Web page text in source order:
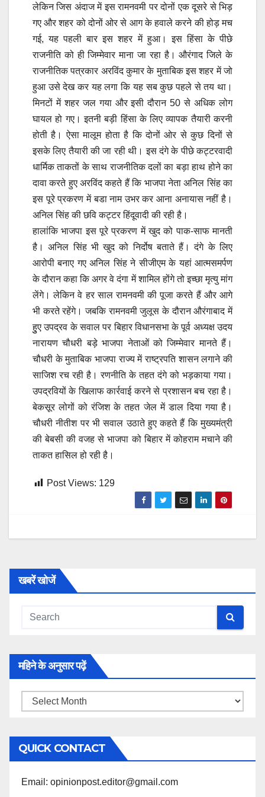
लेकिन जिस अंदाज में इस रामनवमी पर दोनों एक दूसरे से भिड़
गए और शहर को दोनों ओर से आग के हवाले करने की होड़ मच
गई, यह पहली बार इस शहर में हुआ। इस हिंसा के पीछे
राजनीति को ही जिम्मेवार माना जा रहा है। औरंगाद जिले के
राजनीतिक पत्रकार अरविंद कुमार के मुताबिक इस शहर में जो
हुआ उसे देख कर यह लगा कि यह सब कुछ पहले से तय था।
मिनटों में शहर जल गया और इसी दौरान 50 से अधिक लोग
घायल हो गए। इतनी बड़ी हिंसा के लिए व्यापक तैयारी करनी
होती है। ऐसा मालूम होता है कि दोनों ओर से कुछ दिनों से
इसके लिए तैयारी की जा रही थी। इस दंगे के पीछे कट्टरवादी
धार्मिक ताकतों के साथ राजनीतिक दलों का बड़ा हाथ होने का
दावा करते हुए अरविंद कहते हैं कि भाजपा नेता अनिल सिंह का
इस पूरे प्रकरण में बडा नाम उभर कर आना अनायास नहीं है।
अनिल सिंह की छवि कट्टर हिंदूवादी की रही है।
हालांकि भाजपा इस पूरे प्रकरण में खुद को पाक-साफ मानती
है। अनिल सिंह भी खुद को निर्दोष बताते हैं। दंगे के लिए
आरोपी बनाए गए अनिल सिंह ने सीजीएम के यहां आत्मसमर्पण
के दौरान कहा कि अगर वे दंगा में शामिल होंगे तो इच्छा मृत्यु मांग
लेंगे। लेकिन वे हर साल रामनवमी की पूजा करते हैं और आगे
भी करते रहेंगे। जबकि रामनवमी जुलूस के दौरान औरंगाबाद में
हुुए उपद्रव के सवाल पर बिहार विधानसभा के पूर्व अध्यक्ष उदय
नारायण चौधरी बड़े भाजपा नेताओं को जिम्मेवार मानते हैं।
चौधरी के मुताबिक भाजपा राज्य में राष्ट्रपति शासन लगाने की
साजिश रच रही है। रणनीति के तहत दंगे को भड़काया गया।
उपद्रवियों के खिलाफ कार्रवाई करने से प्रशासन बच रहा है।
बेकसूर लोगों को रंजिश के तहत जेल में डाल दिया गया है।
चौधरी नीतीश पर भी सवाल उठाते हुए कहते हैं कि मुख्यमंत्री
की बेबसी की वजह से भाजपा को बिहार में कोहराम मचाने की
ताकत हासिल हो रही है।
Post Views: 129
खबरें खोजें
महिने के अनुसार पढ़ें
महिने
अनुसार
पढ़ें
QUICK CONTACT
Email: opinionpost.editor@gmail.com